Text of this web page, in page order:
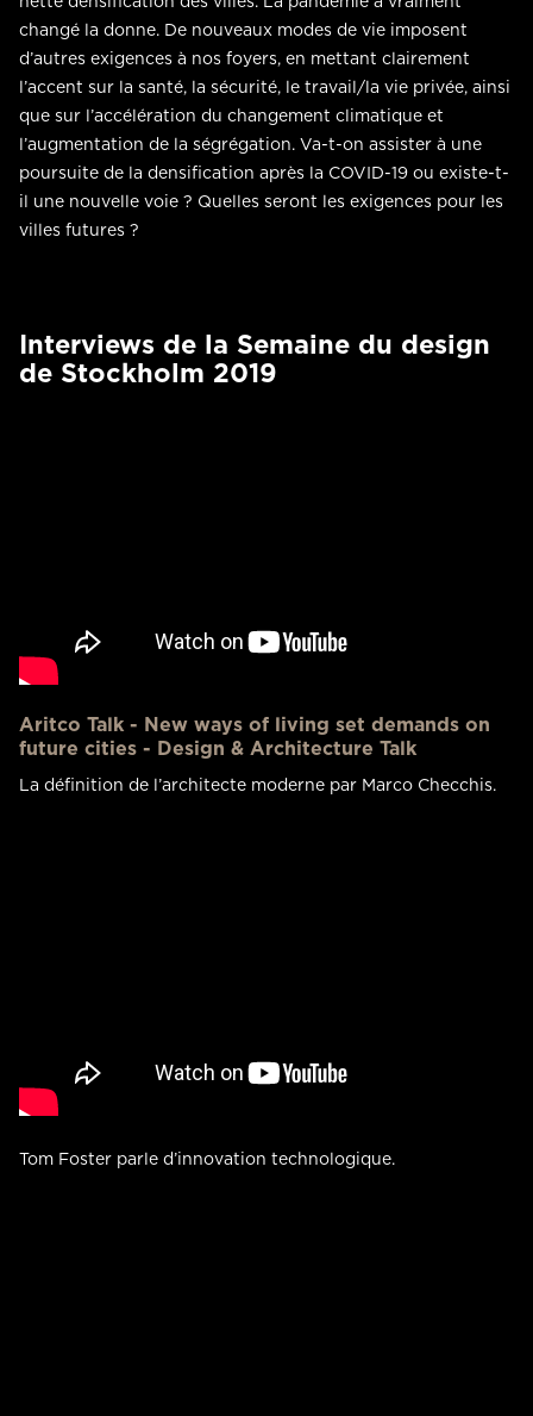
changé la donne. De nouveaux modes de vie imposent
d’autres exigences à nos foyers, en mettant clairement
l’accent sur la santé, la sécurité, le travail/la vie privée, ainsi
que sur l’accélération du changement climatique et
l’augmentation de la ségrégation. Va-t-on assister à une
poursuite de la densification après la COVID-19 ou existe-t-
il une nouvelle voie ? Quelles seront les exigences pour les
villes futures ?
Interviews de la Semaine du design
de Stockholm 2019
Aritco Talk - New ways of living set demands on
future cities - Design & Architecture Talk
La définition de l’architecte moderne par Marco Checchis.
Tom Foster parle d’innovation technologique.